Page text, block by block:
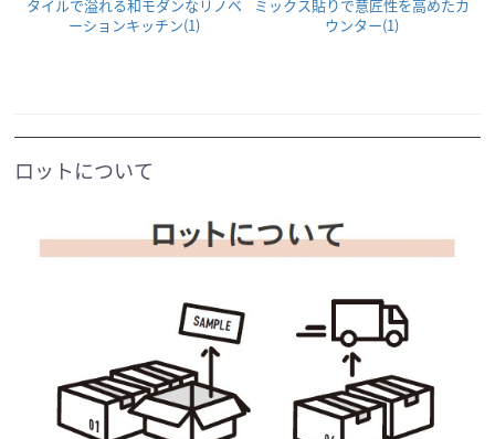
タイルで溢れる和モダンなリノベ
ーションキッチン(1)
ミックス貼りで意匠性を高めたカ
ウンター(1)
ロットについて